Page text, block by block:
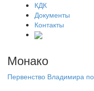
КДК
Документы
Контакты
Монако
Первенство Владимира